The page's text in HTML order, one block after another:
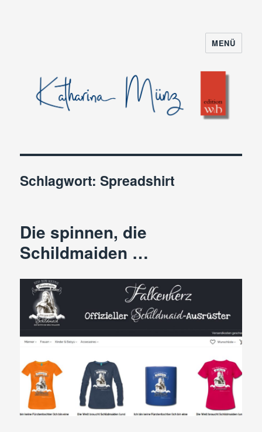
MENÜ
Schlagwort:Spreadshirt
Die spinnen, die
Schildmaiden …